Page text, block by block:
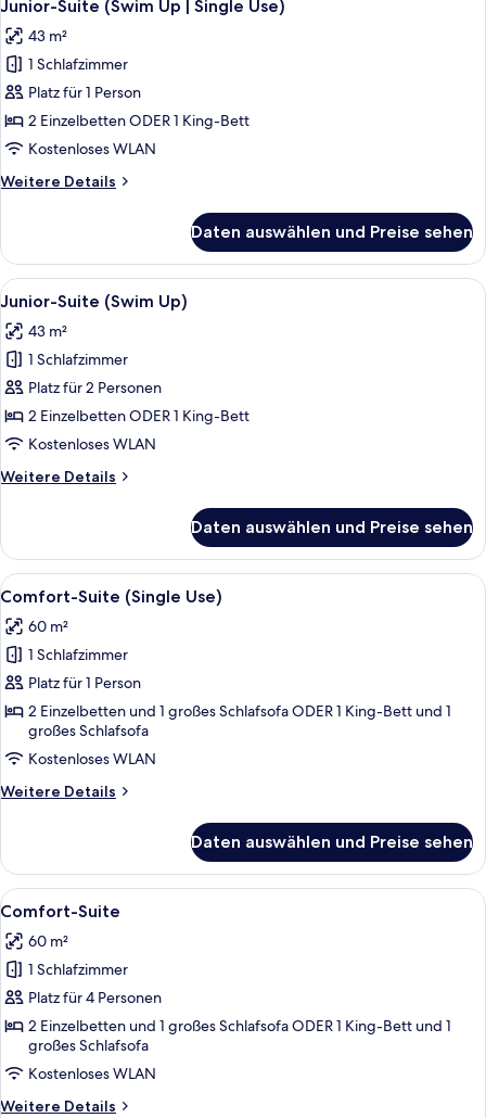
Fotos
für
Junior-
Suite
(Swim
Up
Single
Junior-Suite (Swim Up | Single Use)
43 m²
1 Schlafzimmer
Platz für 1 Person
2 Einzelbetten ODER 1 King-Bett
Kostenloses WLAN
Weitere Details
Weitere
Suite
(Swim
Up
Single
Use)
Daten auswählen und Preise sehen
Alle
Fotos
für
Junior-
Suite
(Swim
Up)
Hochwertige Bettwaren, Minibar,
6
Junior-Suite (Swim Up)
43 m²
1 Schlafzimmer
Platz für 2 Personen
2 Einzelbetten ODER 1 King-Bett
Kostenloses WLAN
Weitere Details
Weitere
Suite
(Swim
Up)
Daten auswählen und Preise sehen
Alle
Fotos
für
Comfort-
Suite
(Single
Use)
anzeigen
5
Comfort-Suite (Single Use)
60 m²
1 Schlafzimmer
Platz für 1 Person
2 Einzelbetten und 1 großes Schlafsofa ODER 1 King-Bett und 1
großes Schlafsofa
Kostenloses WLAN
Weitere Details
Weitere
Suite
(Single
Use)
Daten auswählen und Preise sehen
Alle
Fotos
für
Comfort-
Suite
anzeigen
5
Comfort-Suite
60 m²
1 Schlafzimmer
Platz für 4 Personen
2 Einzelbetten und 1 großes Schlafsofa ODER 1 King-Bett und 1
großes Schlafsofa
Kostenloses WLAN
Weitere Details
Weitere